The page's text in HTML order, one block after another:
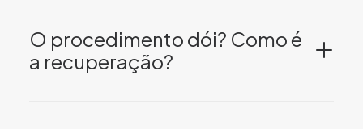
O procedimento dói? Como é
a recuperação?